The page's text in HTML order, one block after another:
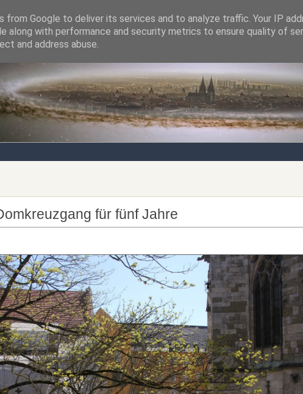
Notizen von der nördlichsten Stadt Italiens
für fünf Jahre
from Google to deliver its services and to analyze traffic. Your IP
along with performance and security metrics to ensure quality of
and address abuse.